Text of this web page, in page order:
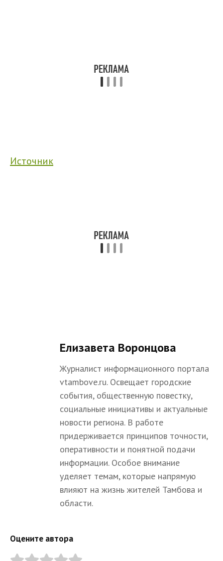
Источник
Елизавета Воронцова
Журналист информационного портала
vtambove.ru. Освещает городские
события, общественную повестку,
социальные инициативы и актуальные
новости региона. В работе
придерживается принципов точности,
оперативности и понятной подачи
информации. Особое внимание
уделяет темам, которые напрямую
влияют на жизнь жителей Тамбова и
области.
Оцените автора